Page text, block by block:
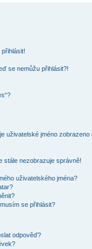
se nemůžu přihlásit?!
uživatelské jméno
stále nezobrazuje správně!
uživatelského jména?
se přihlásit?
odpověď?